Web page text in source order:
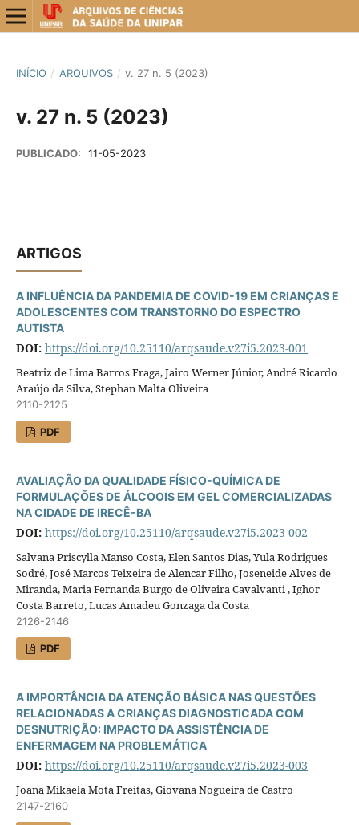
INÍCIO / ARQUIVOS / v. 27 n. 5 (2023)
v. 27 n. 5 (2023)
PUBLICADO: 11-05-2023
ARTIGOS
A INFLUÊNCIA DA PANDEMIA DE COVID-19 EM CRIANÇAS E
ADOLESCENTES COM TRANSTORNO DO ESPECTRO
AUTISTA
DOI: https://doi.org/10.25110/arqsaude.v27i5.2023-001
Beatriz de Lima Barros Fraga, Jairo Werner Júnior, André Ricardo
Araújo da Silva, Stephan Malta Oliveira
2110-2125
PDF
AVALIAÇÃO DA QUALIDADE FÍSICO-QUÍMICA DE
FORMULAÇÕES DE ÁLCOOIS EM GEL COMERCIALIZADAS
NA CIDADE DE IRECÊ-BA
DOI: https://doi.org/10.25110/arqsaude.v27i5.2023-002
Salvana Priscylla Manso Costa, Elen Santos Dias, Yula Rodrigues
Sodré, José Marcos Teixeira de Alencar Filho, Joseneide Alves de
Miranda, Maria Fernanda Burgo de Oliveira Cavalvanti , Ighor
Costa Barreto, Lucas Amadeu Gonzaga da Costa
2126-2146
PDF
A IMPORTÂNCIA DA ATENÇÃO BÁSICA NAS QUESTÕES
RELACIONADAS A CRIANÇAS DIAGNOSTICADA COM
DESNUTRIÇÃO: IMPACTO DA ASSISTÊNCIA DE
ENFERMAGEM NA PROBLEMÁTICA
DOI: https://doi.org/10.25110/arqsaude.v27i5.2023-003
Joana Mikaela Mota Freitas, Giovana Nogueira de Castro
2147-2160